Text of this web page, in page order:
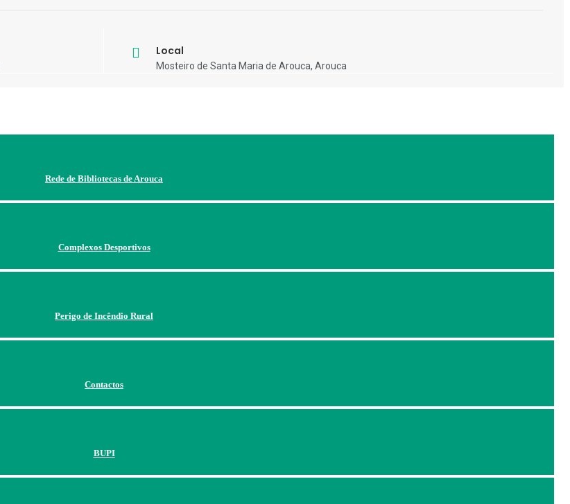
Local
Mosteiro de Santa Maria de Arouca, Arouca
Rede de Bibliotecas de Arouca
Complexos Desportivos
Perigo de Incêndio Rural
Contactos
BUPI